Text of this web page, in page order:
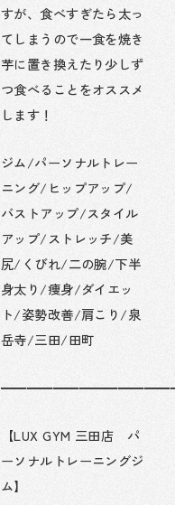
すが、食べすぎたら太っ
てしまうので一食を焼き
芋に置き換えたり少しず
つ食べることをオススメ
します！
ジム/パーソナルトレー
ニング/ヒップアップ/
バストアップ/スタイル
アップ/ストレッチ/美
尻/くびれ/二の腕/下半
身太り/痩身/ダイエッ
ト/姿勢改善/肩こり/泉
岳寺/三田/田町
【LUX GYM 三田店 パ
ーソナルトレーニングジ
ム】